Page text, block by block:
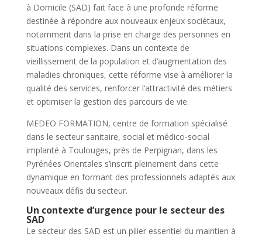
à Domicile (SAD) fait face à une profonde réforme
destinée à répondre aux nouveaux enjeux sociétaux,
notamment dans la prise en charge des personnes en
situations complexes. Dans un contexte de
vieillissement de la population et d’augmentation des
maladies chroniques, cette réforme vise à améliorer la
qualité des services, renforcer l’attractivité des métiers
et optimiser la gestion des parcours de vie.
MEDEO FORMATION, centre de formation spécialisé
dans le secteur sanitaire, social et médico-social
implanté à Toulouges, près de Perpignan, dans les
Pyrénées Orientales s’inscrit pleinement dans cette
dynamique en formant des professionnels adaptés aux
nouveaux défis du secteur.
Un contexte d’urgence pour le secteur des
SAD
Le secteur des SAD est un pilier essentiel du maintien à